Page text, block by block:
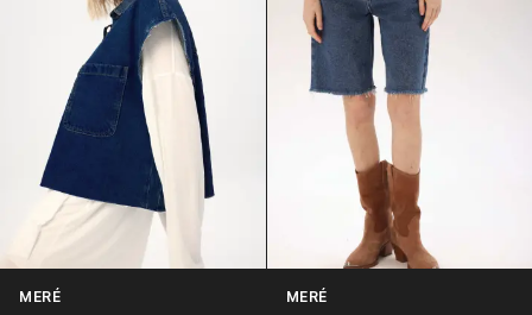
MERÉ MERÉ